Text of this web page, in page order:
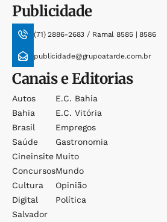
Publicidade
(71) 2886-2683 / Ramal 8585 | 8586
publicidade@grupoatarde.com.br
Canais e Editorias
Autos
Bahia
Brasil
Saúde
Cineinsite
Concursos
Cultura
Digital
Salvador
E.c. Bahia
E.c. Vitória
Empregos
Gastronomia
Muito
Mundo
Opinião
Política